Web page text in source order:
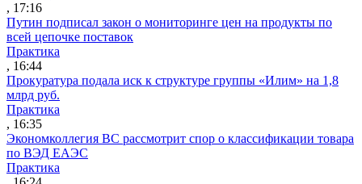
, 17:16
Путин подписал закон о мониторинге цен на продукты по
всей цепочке поставок
Практика
, 16:44
Прокуратура подала иск к структуре группы «Илим» на 1,8
млрд руб.
Практика
, 16:35
Экономколлегия ВС рассмотрит спор о классификации товара
по ВЭД ЕАЭС
Практика